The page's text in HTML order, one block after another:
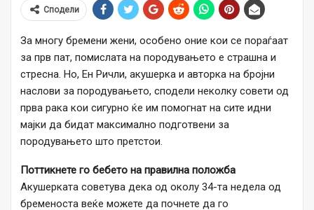
Сподели
За многу бремени жени, особено оние кои се пораѓаат
за прв пат, помислата на породувањето е страшна и
стресна. Но, Ен Ричли, акушерка и авторка на бројни
наслови за породувањето, сподели неколку совети од
прва рака кои сигурно ќе им помогнат на сите идни
мајки да бидат максимално подготвени за
породувањето што претстои.
Поттикнете го бебето на правилна положба
Акушерката советува дека од околу 34-та недела од
бременоста веќе можете да почнете да го